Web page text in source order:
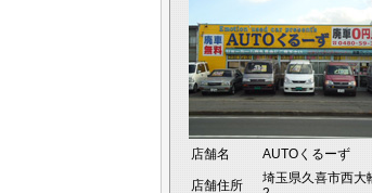
店舗名 AUTOくるーず
店舗住所
埼玉県久喜市西大